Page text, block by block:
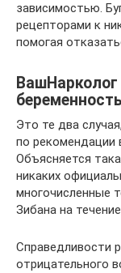
зависимостью.
рецепторами к
помогая
Это те два
по рекомендации
Объясняется
никаких
многочисленные
Зибана на
Справедливости
отрицательного